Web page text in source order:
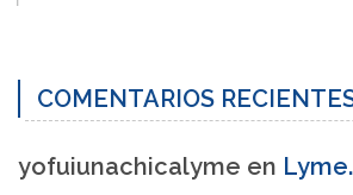
COMENTARIOS
yofuiunachicalyme en